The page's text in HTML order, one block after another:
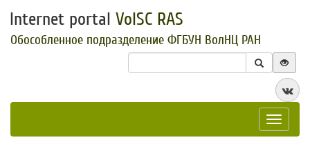
Internet portal VolSC RAS
Обособленное подразделение ФГБУН ВолНЦ РАН
Toggle